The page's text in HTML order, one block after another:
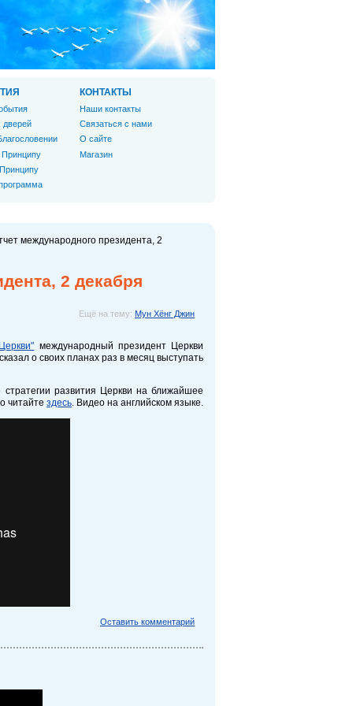
международного президента, 2
2 декабря
Ещё на тему: Мун Хёнг Джин
международный президент Церкви
о своих планах раз в месяц выступать
развития Церкви на ближайшее
читайте здесь. Видео на английском языке.
Оставить комментарий
дверей
КОНТАКТЫ
Наши контакты
Связаться с нами
О сайте
Магазин